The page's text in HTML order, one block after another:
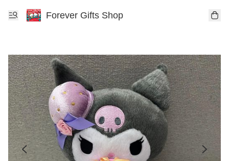
Forever Gifts Shop